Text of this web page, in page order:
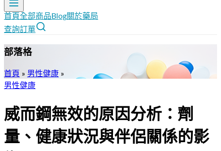
首頁全部商品 Blog關於藥局
查詢訂單
部落格
首頁 » 男性健康 »
男性健康
威而鋼無效的原因分析：劑
量、健康狀況與伴侶關係的影